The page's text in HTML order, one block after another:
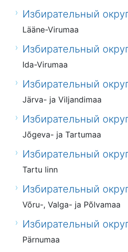
Избирательный
Lääne-Virumaa
Избирательный
Ida-Virumaa
Избирательный
Järva- ja Viljandimaa
Избирательный
Jõgeva- ja Tartumaa
Избирательный
Tartu linn
Избирательный
Võru-, Valga- ja Põlvamaa
Избирательный
Pärnumaa